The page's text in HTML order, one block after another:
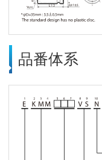
品番体系